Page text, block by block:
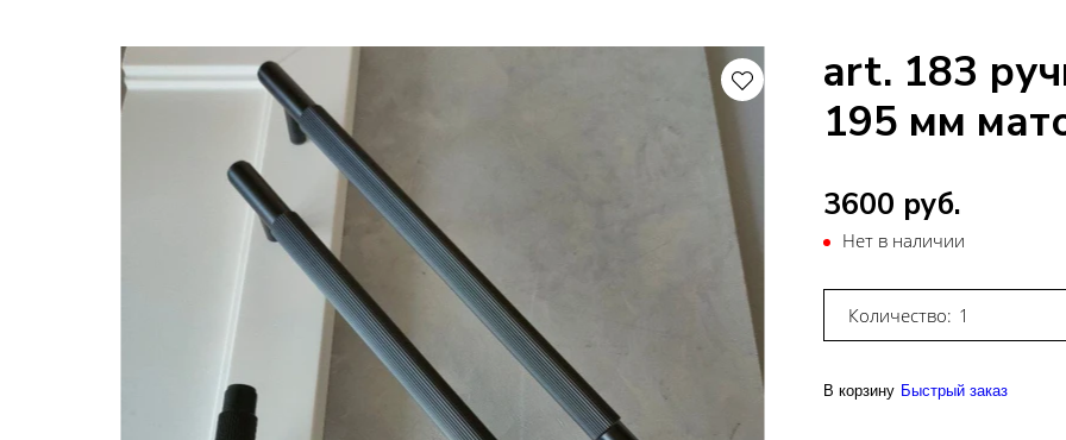
art. 183
195 мм
3600 руб.
Нет в наличии
Количество:
В корзину Быстрый заказ